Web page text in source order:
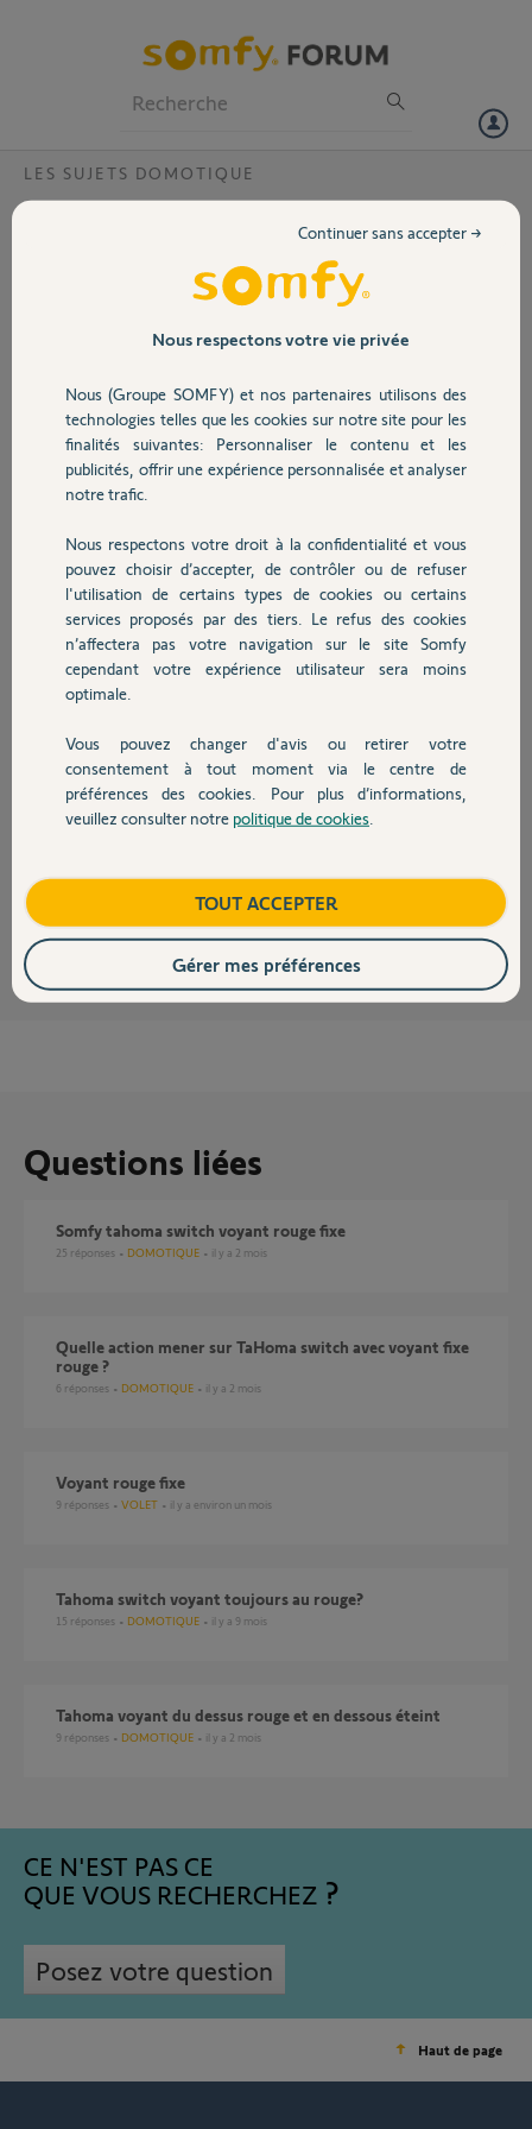
Volet
Sécurité
Domotique
Chauffage
Autres produits
Devis avec un pro
Contact
LES SUJETS DOMOTIQUE
Tahoma switch voyant rouge ?
Ma tahoma ne se connecte plus à ma box alors que ça fonctionnait
J ai juste créé un compte wifi invité sur ma box.
Je peux connecter ma tahoma sur un partage de connection d un
J ai eteind ma box et débranché la tahoma
Ma tahoma reconnaît ma box mais après la validation le système
cherche une mise à jour et le voyant rouge apparaît
Merci pour votre aide
Marylene C.
il y a 3 mois
Participer au fil de discussion
Réponses
Bonjour
Connecter la Tahoma sur un partage de connexion et attendez qu'elle se
Questions liées
Somfy tahoma switch voyant rouge fixe
25 réponses DOMOTIQUE il y a 2 mois
Quelle action mener sur TaHoma switch avec voyant fixe
rouge ?
6 réponses DOMOTIQUE il y a 2 mois
Voyant rouge fixe
9 réponses VOLET il y a environ un mois
Tahoma switch voyant toujours au rouge?
15 réponses DOMOTIQUE il y a 9 mois
Tahoma voyant du dessus rouge et en dessous éteint
9 réponses DOMOTIQUE il y a 2 mois
CE N'EST PAS CE
QUE VOUS RECHERCHEZ
Posez votre question
Haut de page
Nous respectons votre vie privée
Nous (Groupe SOMFY) et nos partenaires utilisons des
technologies telles que les cookies sur notre site pour les
finalités suivantes: Personnaliser le contenu et les
publicités, offrir une expérience personnalisée et analyser
notre trafic.
Nous respectons votre droit à la confidentialité et vous
pouvez choisir d’accepter, de contrôler ou de refuser
l'utilisation de certains types de cookies ou certains
services proposés par des tiers. Le refus des cookies
n’affectera pas votre navigation sur le site Somfy
cependant votre expérience utilisateur sera moins
optimale.
Vous pouvez changer d'avis ou retirer votre
consentement à tout moment via le centre de
préférences des cookies. Pour plus d’informations,
veuillez consulter notre politique de cookies
Continuer sans accepter →
TOUT ACCEPTER
Gérer mes préférences